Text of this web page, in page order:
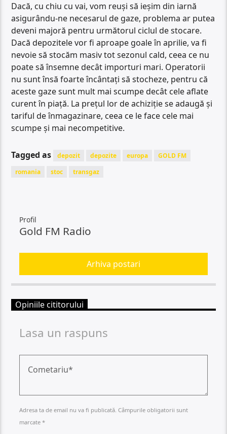
Dacă, cu chiu cu vai, vom reuși să ieșim din iarnă
asigurându-ne necesarul de gaze, problema ar putea
deveni majoră pentru următorul ciclul de stocare.
Dacă depozitele vor fi aproape goale în aprilie, va fi
nevoie să stocăm masiv tot sezonul cald, ceea ce nu
poate să însemne decât importuri mari. Operatorii
nu sunt însă foarte încântați să stocheze, pentru că
aceste gaze sunt mult mai scumpe decât cele aflate
curent în piață. La prețul lor de achiziție se adaugă și
tariful de înmagazinare, ceea ce le face cele mai
scumpe și mai necompetitive.
Tagged as depozit depozite europa
GOLD FM
romania
stoc transgaz
Profil
Gold FM Radio
Arhiva postari
Opiniile cititorului
Lasa un raspuns
Adresa ta de email nu va fi publicată. Câmpurile obligatorii sunt
marcate *